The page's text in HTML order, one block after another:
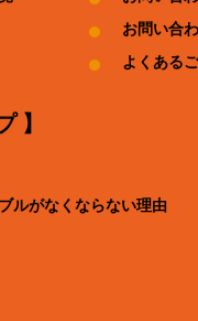
お問い合
よくある
】
ルがなくならない理由